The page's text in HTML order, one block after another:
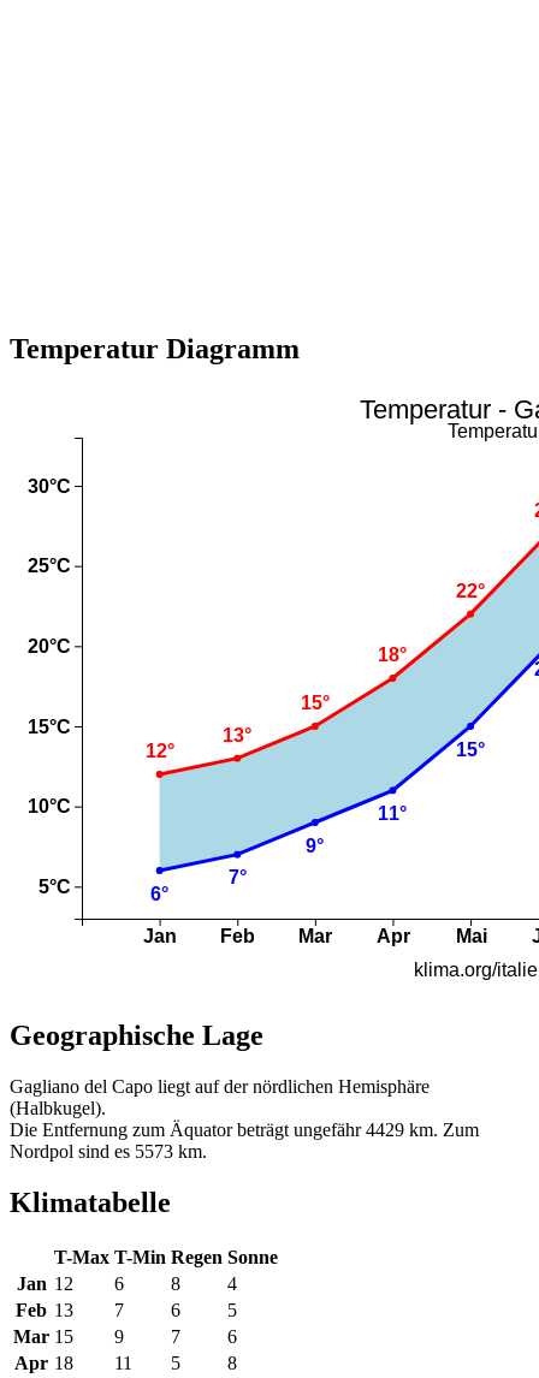
Temperatur Diagramm
Geographische Lage
Gagliano del Capo liegt auf der nördlichen Hemisphäre
(Halbkugel).
Die Entfernung zum Äquator beträgt ungefähr 4429 km. Zum
Nordpol sind es 5573 km.
Klimatabelle
T-Max T-Min Regen Sonne
Jan 12 6 8
4
Feb 13 7 6
5
Mar 15 9 7
6
Apr 18 11 5 8